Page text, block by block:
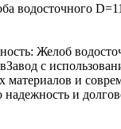
водосточного
Желоб
с
материалов и
надежность и